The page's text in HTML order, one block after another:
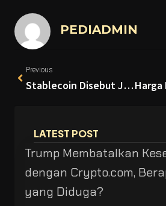
PEDIADMIN
Previous
Stablecoin Disebut Jadi “ChatGPT Moment” Dunia Bisnis, Ini Alasannya
LATEST POST
Trump Membatalkan
dengan Crypto.com,
yang Diduga?